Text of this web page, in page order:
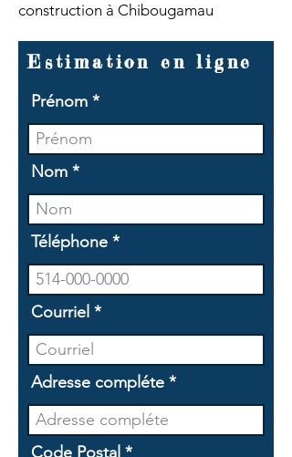
construction à Chibougamau
Estimation en ligne
Prénom
Nom
Téléphone
Courriel
Adresse compléte
Code Postal